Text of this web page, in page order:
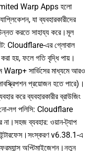
Warp Apps হলো
যা ব্যবহারকারীদের
উন্নত করতে সাহায্য করে।মূল
Cloudflare-এর গ্লোবাল
করা হয়, ফলে গতি বৃদ্ধি পায়।
সার্ভিসের মাধ্যমে আরও
প্রয়োজন হতে পারে)।
করে ব্যবহারকারীর ব্রাউজিং
লগ পলিসি: Cloudflare
না।সহজ ব্যবহার: ওয়ান-ট্যাপ
ইন্টারফেস।সংস্করণ v6.38.1-এ
অপ্টিমাইজেশন।নতুন